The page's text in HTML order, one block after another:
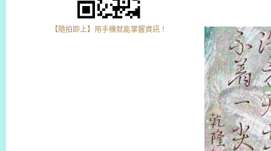
【隨拍即上】用手機就能掌握資訊！